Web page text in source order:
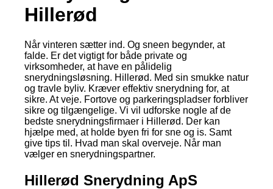
Hillerød
Når vinteren sætter ind. Og sneen begynder, at
falde. Er det vigtigt for både private og
virksomheder, at have en pålidelig
snerydningsløsning. Hillerød. Med sin smukke natur
og travle byliv. Kræver effektiv snerydning for, at
sikre. At veje. Fortove og parkeringspladser forbliver
sikre og tilgængelige. Vi vil udforske nogle af de
bedste snerydningsfirmaer i Hillerød. Der kan
hjælpe med, at holde byen fri for sne og is. Samt
give tips til. Hvad man skal overveje. Når man
vælger en snerydningspartner.
Hillerød Snerydning ApS